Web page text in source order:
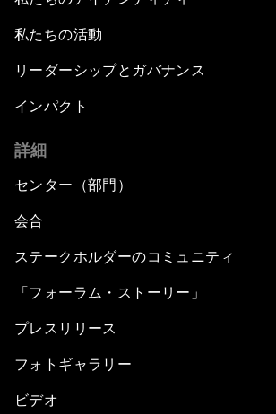
私たちの活動
リーダーシップとガバナンス
インパクト
詳細
センター（部門）
会合
ステークホルダーのコミュニティ
「フォーラム・ストーリー」
プレスリリース
フォトギャラリー
ビデオ